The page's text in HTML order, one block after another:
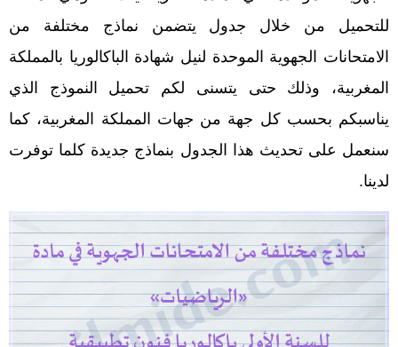
للتحميل من خلال جدول يتضمن نماذج مختلفة من
الامتحانات الجهوية الموحدة لنيل شهادة الباكالوريا بالمملكة
المغربية، وذلك حتى يتسنى لكم تحميل النموذج الذي
يناسبكم بحسب كل جهة من جهات المملكة المغربية، كما
سنعمل على تحديث هذا الجدول بنماذج جديدة كلما توفرت
لدينا.